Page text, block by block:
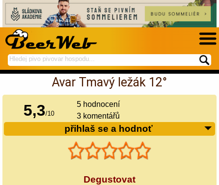
hledej
na
spustí
hledání
Avar Tmavý ležák 12°
5,3/10
5 hodnocení
3 komentářů
přihlaš se a hodnoť
Degustovat